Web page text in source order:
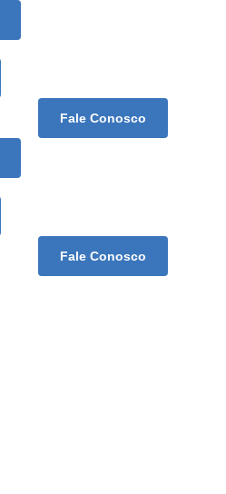
Fale Conosco
Fale Conosco